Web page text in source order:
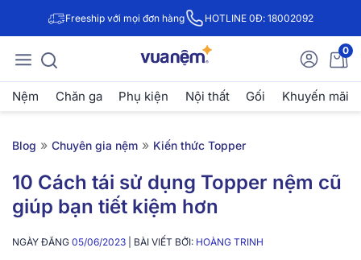
Freeship với mọi đơn hàng HOTLINE 0Đ: 18002092
0
Nệm Chăn ga Phụ kiện Nội thất Gối Khuyến mãi
Blog » Chuyên gia nệm » Kiến thức Topper
10 Cách tái sử dụng Topper nệm cũ
giúp bạn tiết kiệm hơn
NGÀY ĐĂNG 05/06/2023 | BÀI VIẾT BỞI: HOÀNG TRINH